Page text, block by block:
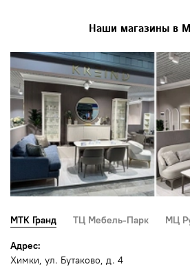
Наши магазины в
МТК Гранд ТЦ Мебель-Парк МЦ
Адрес:
Химки, ул. Бутаково, д. 4